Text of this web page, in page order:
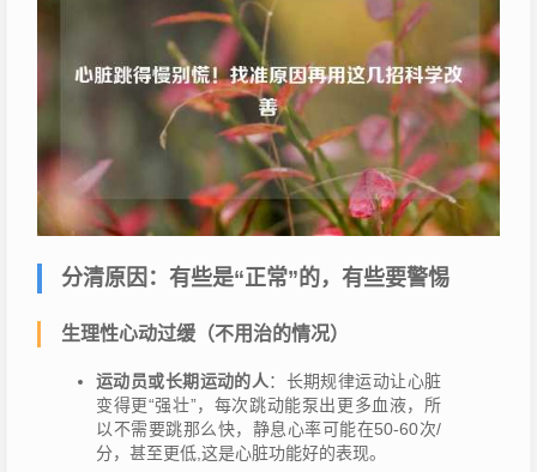
分清原因：有些是“正常”的，有些要警惕
生理性心动过缓（不用治的情况）
运动员或长期运动的人：长期规律运动让心脏
变得更“强壮”，每次跳动能泵出更多血液，所
以不需要跳那么快，静息心率可能在50-60次/
分，甚至更低,这是心脏功能好的表现。